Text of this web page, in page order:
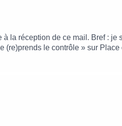
la réception de ce mail. Bref : je
le contrôle » sur
haut que je portais ce jour-
!*= publicité, lien